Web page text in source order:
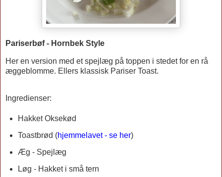
Pariserbøf - Hornbek Style
Her en version med et spejlæg på toppen i stedet for en rå
æggeblomme. Ellers klassisk Pariser Toast.
Ingredienser:
Hakket Oksekød
Toastbrød (hjemmelavet - se her)
Æg - Spejlæg
Løg - Hakket i små tern